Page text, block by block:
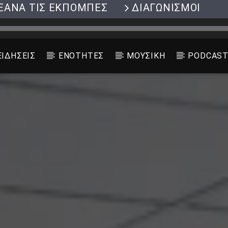
ΤΙΣ ΕΚΠΟΜΠΕΣ ΔΙΑΓΩΝΙΣΜΟΙ
ΕΝΟΤΗΤΕΣ ΜΟΥΣΙΚΗ